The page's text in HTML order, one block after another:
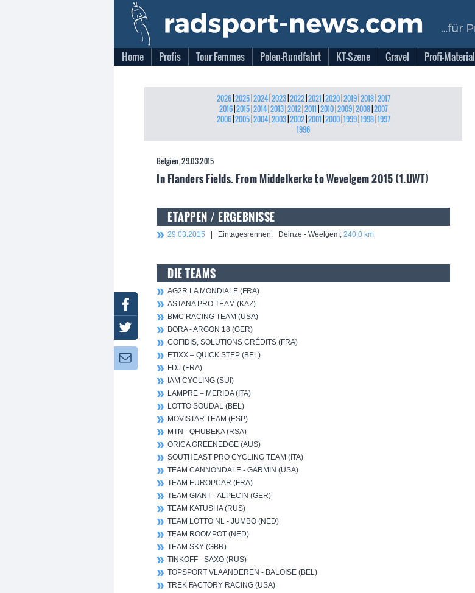
Home Profis Tour Femmes Polen-Rundfahrt KT-Szene Gravel Profi-Material
2026| 2025| 2024| 2023| 2022| 2021 2020| 2019| 2018| 2017
2016| 2015| 2014| 2013| 2012| 2011 2010| 2009| 2008| 2007
2006| 2005| 2004| 2003| 2002| 2001 2000| 1999| 1998| 1997
1996
Belgien, 29.03.2015
In Flanders Fields. From Middelkerke to Wevelgem 2015 (1.UWT)
ETAPPEN / ERGEBNISSE
29.03.2015 | Eintagesrennen: Deinze - Weelgem, 240,0 km
DIE TEAMS
AG2R LA MONDIALE (FRA)
ASTANA PRO TEAM (KAZ)
BMC RACING TEAM (USA)
BORA - ARGON 18 (GER)
COFIDIS, SOLUTIONS CRÉDITS (FRA)
ETIXX – QUICK STEP (BEL)
FDJ (FRA)
IAM CYCLING (SUI)
LAMPRE – MERIDA (ITA)
LOTTO SOUDAL (BEL)
MOVISTAR TEAM (ESP)
MTN - QHUBEKA (RSA)
ORICA GREENEDGE (AUS)
SOUTHEAST PRO CYCLING TEAM (ITA)
TEAM CANNONDALE - GARMIN (USA)
TEAM EUROPCAR (FRA)
TEAM GIANT - ALPECIN (GER)
TEAM KATUSHA (RUS)
TEAM LOTTO NL - JUMBO (NED)
TEAM ROOMPOT (NED)
TEAM SKY (GBR)
TINKOFF - SAXO (RUS)
TOPSPORT VLAANDEREN - BALOISE (BEL)
TREK FACTORY RACING (USA)
Facebook
Twitter
Newsletter: